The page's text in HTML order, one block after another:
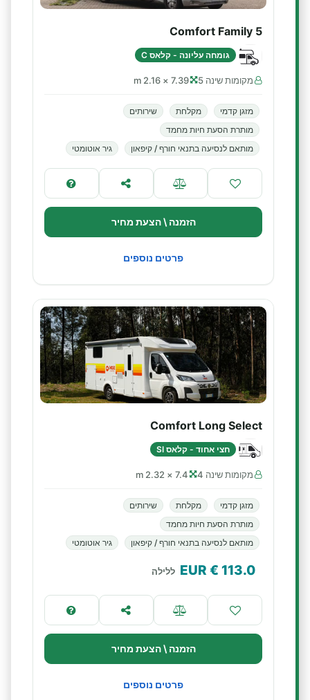
Comfort Family 5
גומחה עליונה - קלאס C
מקומות שינה 5 7.39 × 2.16 m
מזגן קדמי מקלחת
שירותים
מותרת הסעת חיות מחמד
מותאם לנסיעה בתנאי חורף / קיפאון
גיר אוטומטי
הזמנה \ הצעת מחיר
פרטים נוספים
Comfort Long Select
חצי אחוד - קלאס SI
מקומות שינה 4 7.4 × 2.32 m
מזגן קדמי מקלחת
שירותים
מותרת הסעת חיות מחמד
מותאם לנסיעה בתנאי חורף / קיפאון
גיר אוטומטי
113.0
€ EUR ללילה
הזמנה \ הצעת מחיר
פרטים נוספים